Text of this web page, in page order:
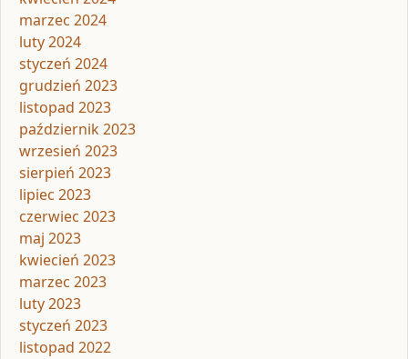
marzec 2024
luty 2024
styczeń 2024
grudzień 2023
listopad 2023
październik 2023
wrzesień 2023
sierpień 2023
lipiec 2023
czerwiec 2023
maj 2023
kwiecień 2023
marzec 2023
luty 2023
styczeń 2023
listopad 2022